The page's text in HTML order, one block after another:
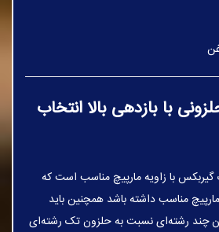
با بازدهی بالا انتخاب
گیربکس با زاویه مارپیچ مناسب است که
مناسب داشته باشد همچنین باید
چند رشته‌ای نسبت به حلزون تک رشته‌ای